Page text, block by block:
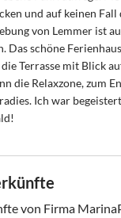
und auf keinen
von Lemmer ist
Das schöne
Terrasse mit Blick
die Relaxzone, zum
Ich war
von Firma